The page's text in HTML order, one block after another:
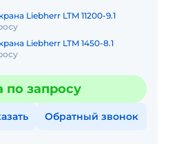
Liebherr LTM 11200-9.1
Liebherr LTM 1450-8.1
по запросу
Обратный звонок